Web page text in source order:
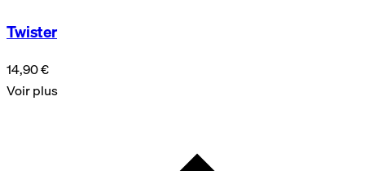
Twister
14,90 €
Voir plus